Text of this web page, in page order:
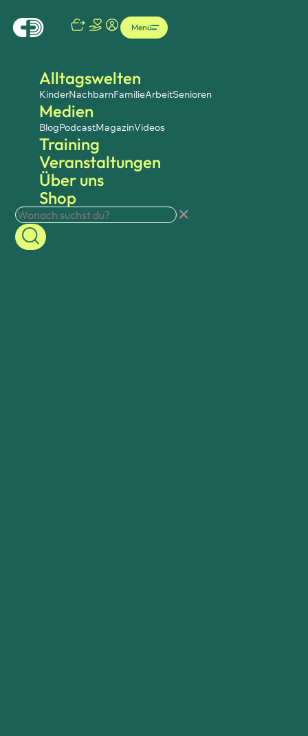
Alltagswelten
KinderNachbarnFamilieArbeitSenioren
Medien
BlogPodcastMagazinVideos
Training
Veranstaltungen
Über uns
Shop
Menü